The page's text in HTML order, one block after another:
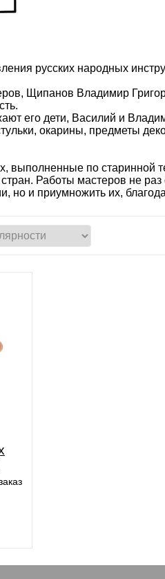
русских народных
Щипанов Владимир
его дети, Василий и
окарины, предметы
по старинной
Работы мастеров не
но и приумножить их,